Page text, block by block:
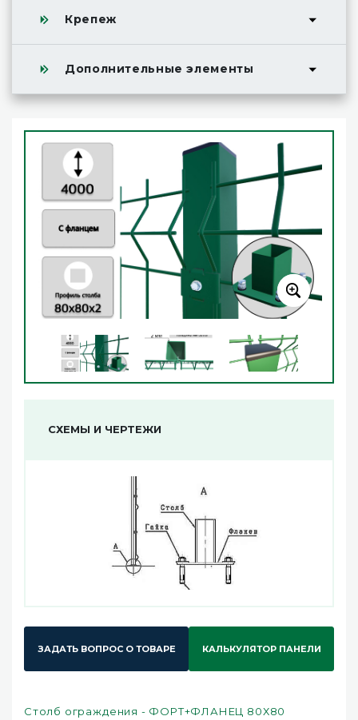
Крепеж
Дополнительные элементы
СХЕМЫ И ЧЕРТЕЖИ
ЗАДАТЬ ВОПРОС О ТОВАРЕ КАЛЬКУЛЯТОР ПАНЕЛИ
Столб ограждения - ФОРТ+ФЛАНЕЦ 80Х80